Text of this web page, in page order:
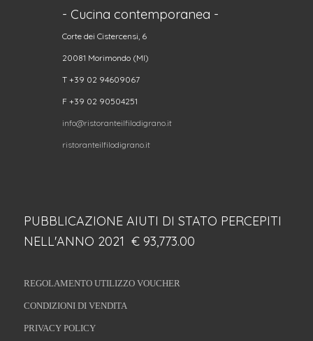
- Cucina contemporanea -
Corte dei Cistercensi, 6
20081 Morimondo (MI)
T +39 02 94609067
F +39 02 90504251
info@ristoranteilfilodigrano.it
ristoranteilfilodigrano.it
PUBBLICAZIONE AIUTI DI STATO PERCEPITI
NELL'ANNO 2021 € 93,773.00
REGOLAMENTO UTILIZZO VOUCHER
CONDIZIONI DI VENDITA
PRIVACY POLICY